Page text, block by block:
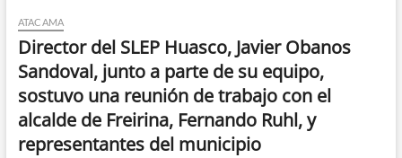
ATACAMA
Director del SLEP Huasco, Javier Obanos
Sandoval, junto a parte de su equipo,
sostuvo una reunión de trabajo con el
alcalde de Freirina, Fernando Ruhl, y
representantes del municipio